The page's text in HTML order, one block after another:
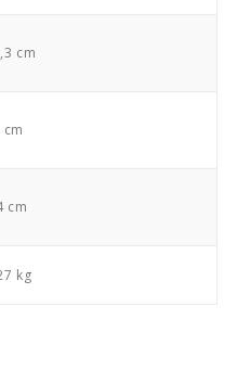
cm
cm
cm
kg